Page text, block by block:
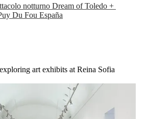
notturno Dream of Toledo +
Du Fou España
art exhibits at Reina Sofia